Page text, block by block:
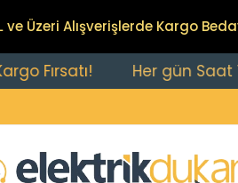
ve Üzeri Alışverişlerde Kargo
Her gün Saat